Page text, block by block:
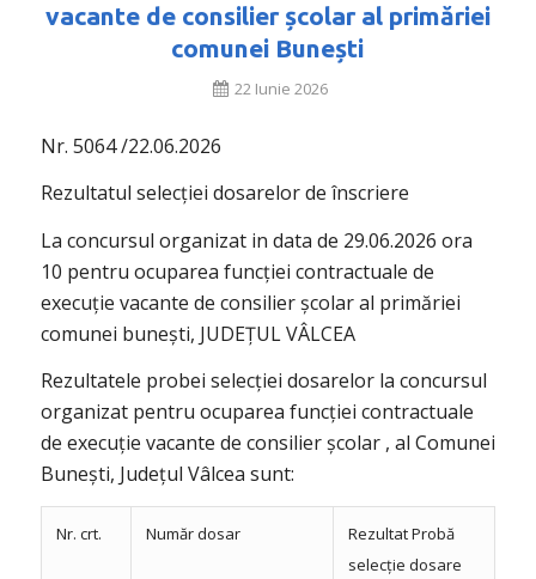
vacante de consilier școlar al primăriei
comunei Bunești
22 Iunie 2026
Nr. 5064 /22.06.2026
Rezultatul selecției dosarelor de înscriere
La concursul organizat in data de 29.06.2026 ora
10 pentru ocuparea funcției contractuale de
execuție vacante de consilier școlar al primăriei
comunei bunești, JUDEȚUL VÂLCEA
Rezultatele probei selecției dosarelor la concursul
organizat pentru ocuparea funcției contractuale
de execuție vacante de consilier școlar , al Comunei
Bunești, Județul Vâlcea sunt:
Nr. crt. Număr dosar
Rezultat Probă
selecție dosare